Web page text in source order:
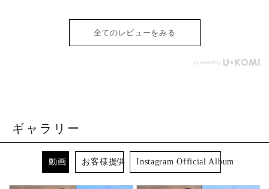
全てのレビューをみる
ギャラリー
動画 お客様提供 Instagram Official Album